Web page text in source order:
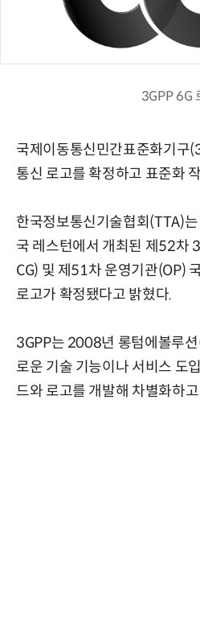
3GPP 6G
국제이동통신민간표준화기구
통신 로고를 확정하고 표준화
한국정보통신기술협회(TTA)
국 레스턴에서 개최된 제52차
CG) 및 제51차 운영기관(OP)
로고가 확정됐다고 밝혔다.
3GPP는 2008년 롱텀에볼루
로운 기술 기능이나 서비스 도
드와 로고를 개발해 차별화하